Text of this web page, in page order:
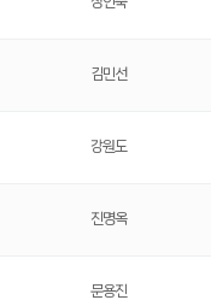
김민선
강원도
진명옥
문용진